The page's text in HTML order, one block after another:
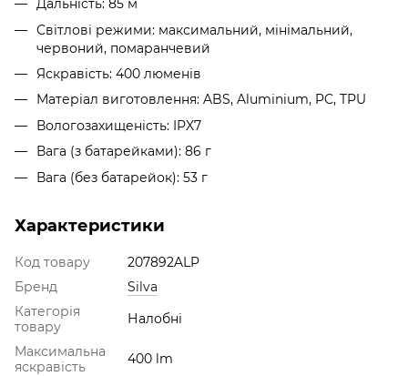
Дальність: 85 м
Світлові режими: максимальний, мінімальний,
червоний, помаранчевий
Яскравість: 400 люменів
Матеріал виготовлення: ABS, Aluminium, PC, TPU
Вологозахищеність: IPX7
Вага (з батарейками): 86 г
Вага (без батарейок): 53 г
Характеристики
Код товару
207892ALP
Бренд
Silva
Категорія
товару
Налобні
Максимальна
яскравість
400 lm